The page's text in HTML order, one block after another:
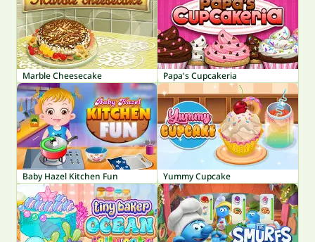
Marble Cheesecake Papa's Cupcakeria
Baby Hazel Kitchen Fun Yummy Cupcake